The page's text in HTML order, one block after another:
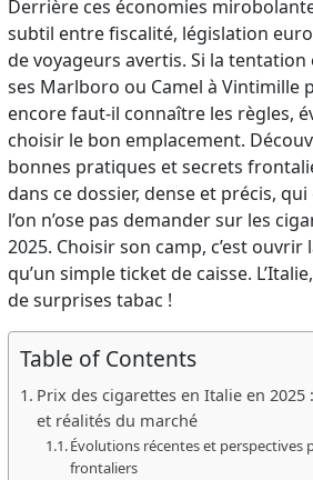
Derrière ces économies
subtil entre fiscalité, législation
de voyageurs avertis. Si la tentation
ses Marlboro ou Camel à Vintimille
encore faut-il connaître les règles,
choisir le bon emplacement.
bonnes pratiques et secrets
dans ce dossier, dense et précis,
l’on n’ose pas demander sur les
2025. Choisir son camp, c’est
qu’un simple ticket de caisse.
de surprises tabac !
Table of Contents
Prix des cigarettes en Italie en
et réalités du marché
Évolutions récentes et perspectives
frontaliers